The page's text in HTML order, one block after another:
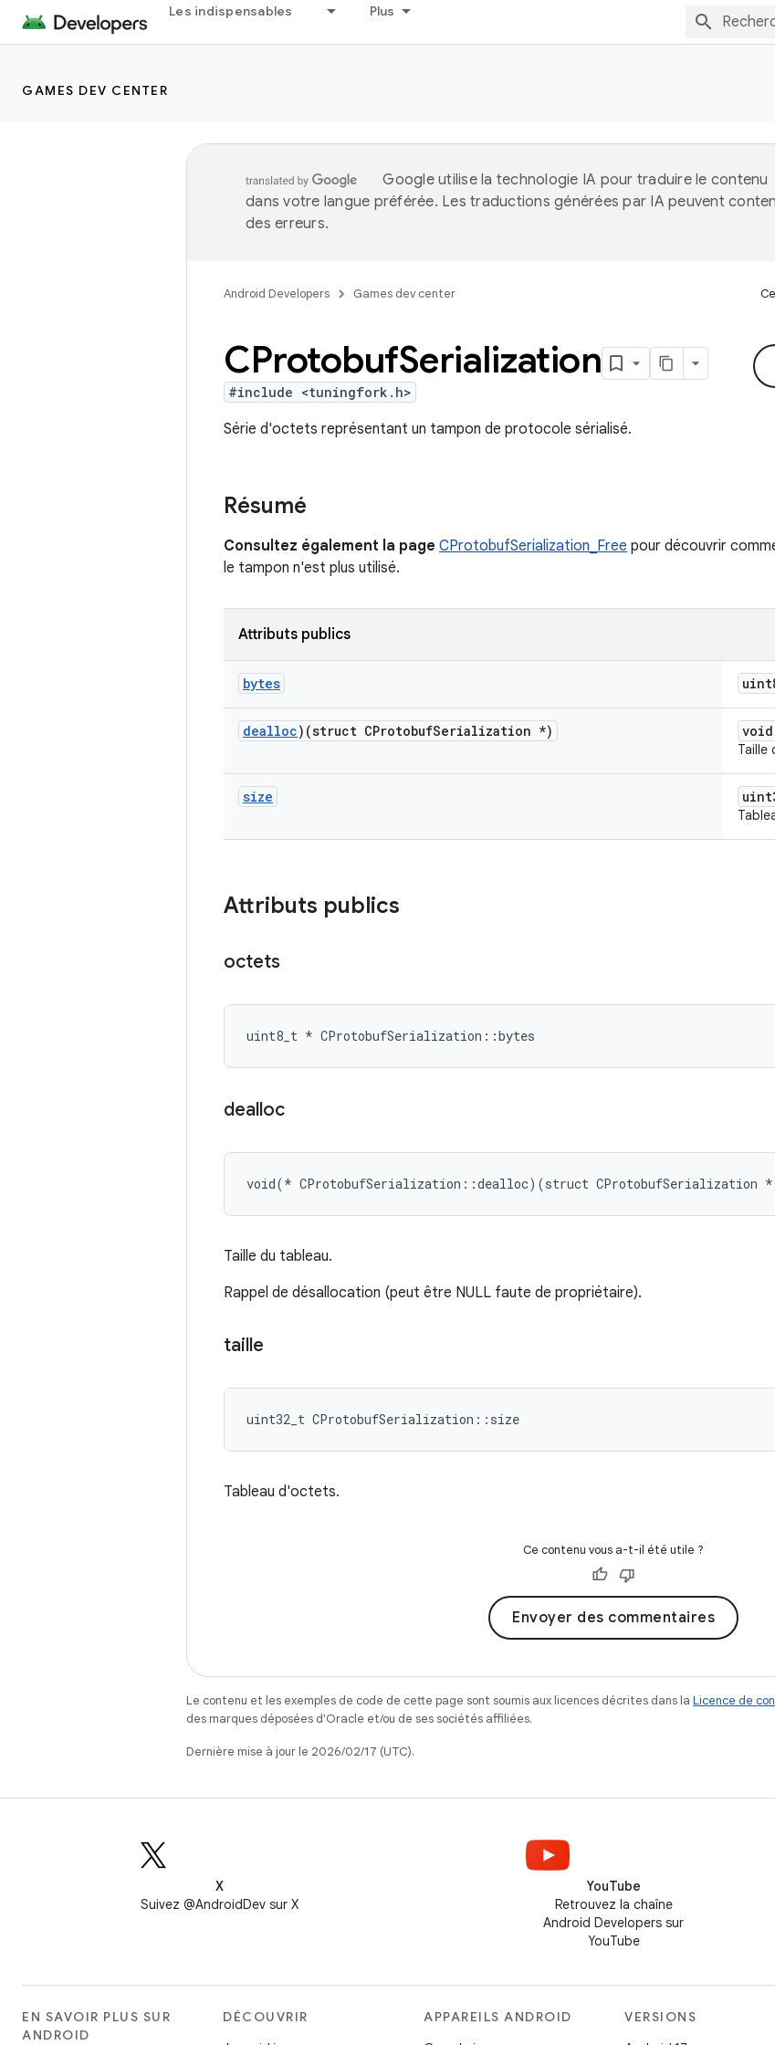
Les indispensables Plus
GAMES DEV CENTER
Google utilise la technologie IA pour traduire le contenu
dans votre langue préférée. Les traductions générées par IA peuvent
des erreurs.
Android Developers Games dev center
CProtobufSerialization
#include <tuningfork.h>
Série d'octets représentant un tampon de protocole sérialisé.
Résumé
Consultez également la page CProtobufSerialization_Free pour découvrir
le tampon n'est plus utilisé.
Attributs publics
bytes
dealloc)(struct CProtobufSerialization *)
Taille
size
Attributs publics
octets
uint8_t * CProtobufSerialization::bytes
dealloc
void(* CProtobufSerialization::dealloc)(struct CProtobufSerialization
Taille du tableau.
Rappel de désallocation (peut être NULL faute de propriétaire).
taille
uint32_t CProtobufSerialization::size
Tableau d'octets.
Ce contenu vous a-t-il été utile ?
Envoyer des commentaires
Le contenu et les exemples de code de cette page sont soumis aux licences décrites dans la Licence de
des marques déposées d'Oracle et/ou de ses sociétés affiliées.
Dernière mise à jour le 2026/02/17 (UTC).
X
Suivez @AndroidDev sur X
YouTube
Retrouvez la chaîne
Android Developers sur
YouTube
EN SAVOIR PLUS SUR
ANDROID
DÉCOUVRIR
APPAREILS ANDROID
VERSIONS